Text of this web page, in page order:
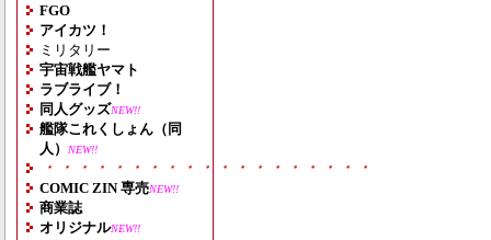
FGO
アイカツ！
ミリタリー
宇宙戦艦ヤマト
ラブライブ！
同人グッズNEW!!
艦隊これくしょん（同
人）
NEW!!
・・・・・・・・・・・・・・・・・・・
COMIC ZIN 専売NEW!!
商業誌
オリジナルNEW!!